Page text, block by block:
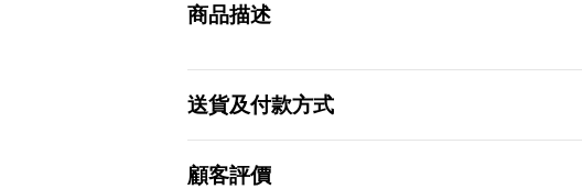
商品描述
送貨及付款方式
顧客評價